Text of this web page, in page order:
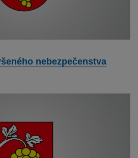
nebezpečenstva